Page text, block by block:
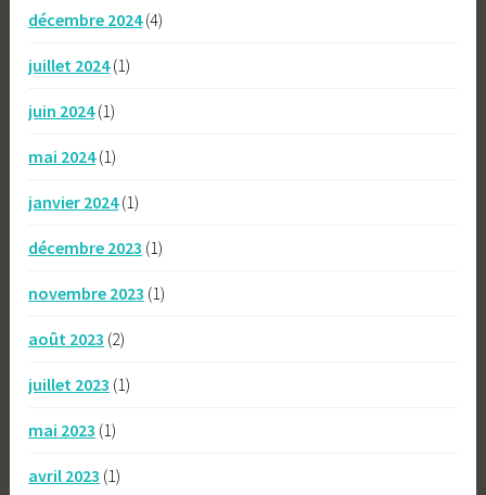
décembre 2024(4)
juillet 2024(1)
juin 2024(1)
mai 2024(1)
janvier 2024(1)
décembre 2023 (1)
novembre 2023 (1)
août 2023 (2)
juillet 2023 (1)
mai 2023 (1)
avril 2023 (1)